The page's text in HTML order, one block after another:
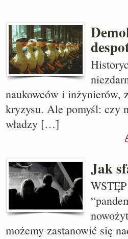
naukowców i inżynierów,
kryzysu. Ale pomyśl: czy
władzy […]
Jak
możemy zastanowić się